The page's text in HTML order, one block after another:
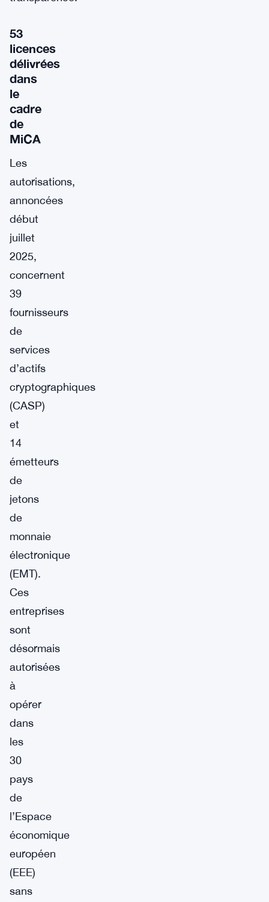
53
licences
délivrées
dans
le
cadre
de
MiCA
Les
autorisations,
annoncées
début
juillet
2025,
concernent
39
fournisseurs
de
services
d’actifs
cryptographiques
(CASP)
et
14
émetteurs
de
jetons
de
monnaie
électronique
(EMT).
Ces
entreprises
sont
désormais
autorisées
à
opérer
dans
les
30
pays
de
l’Espace
économique
européen
(EEE)
sans